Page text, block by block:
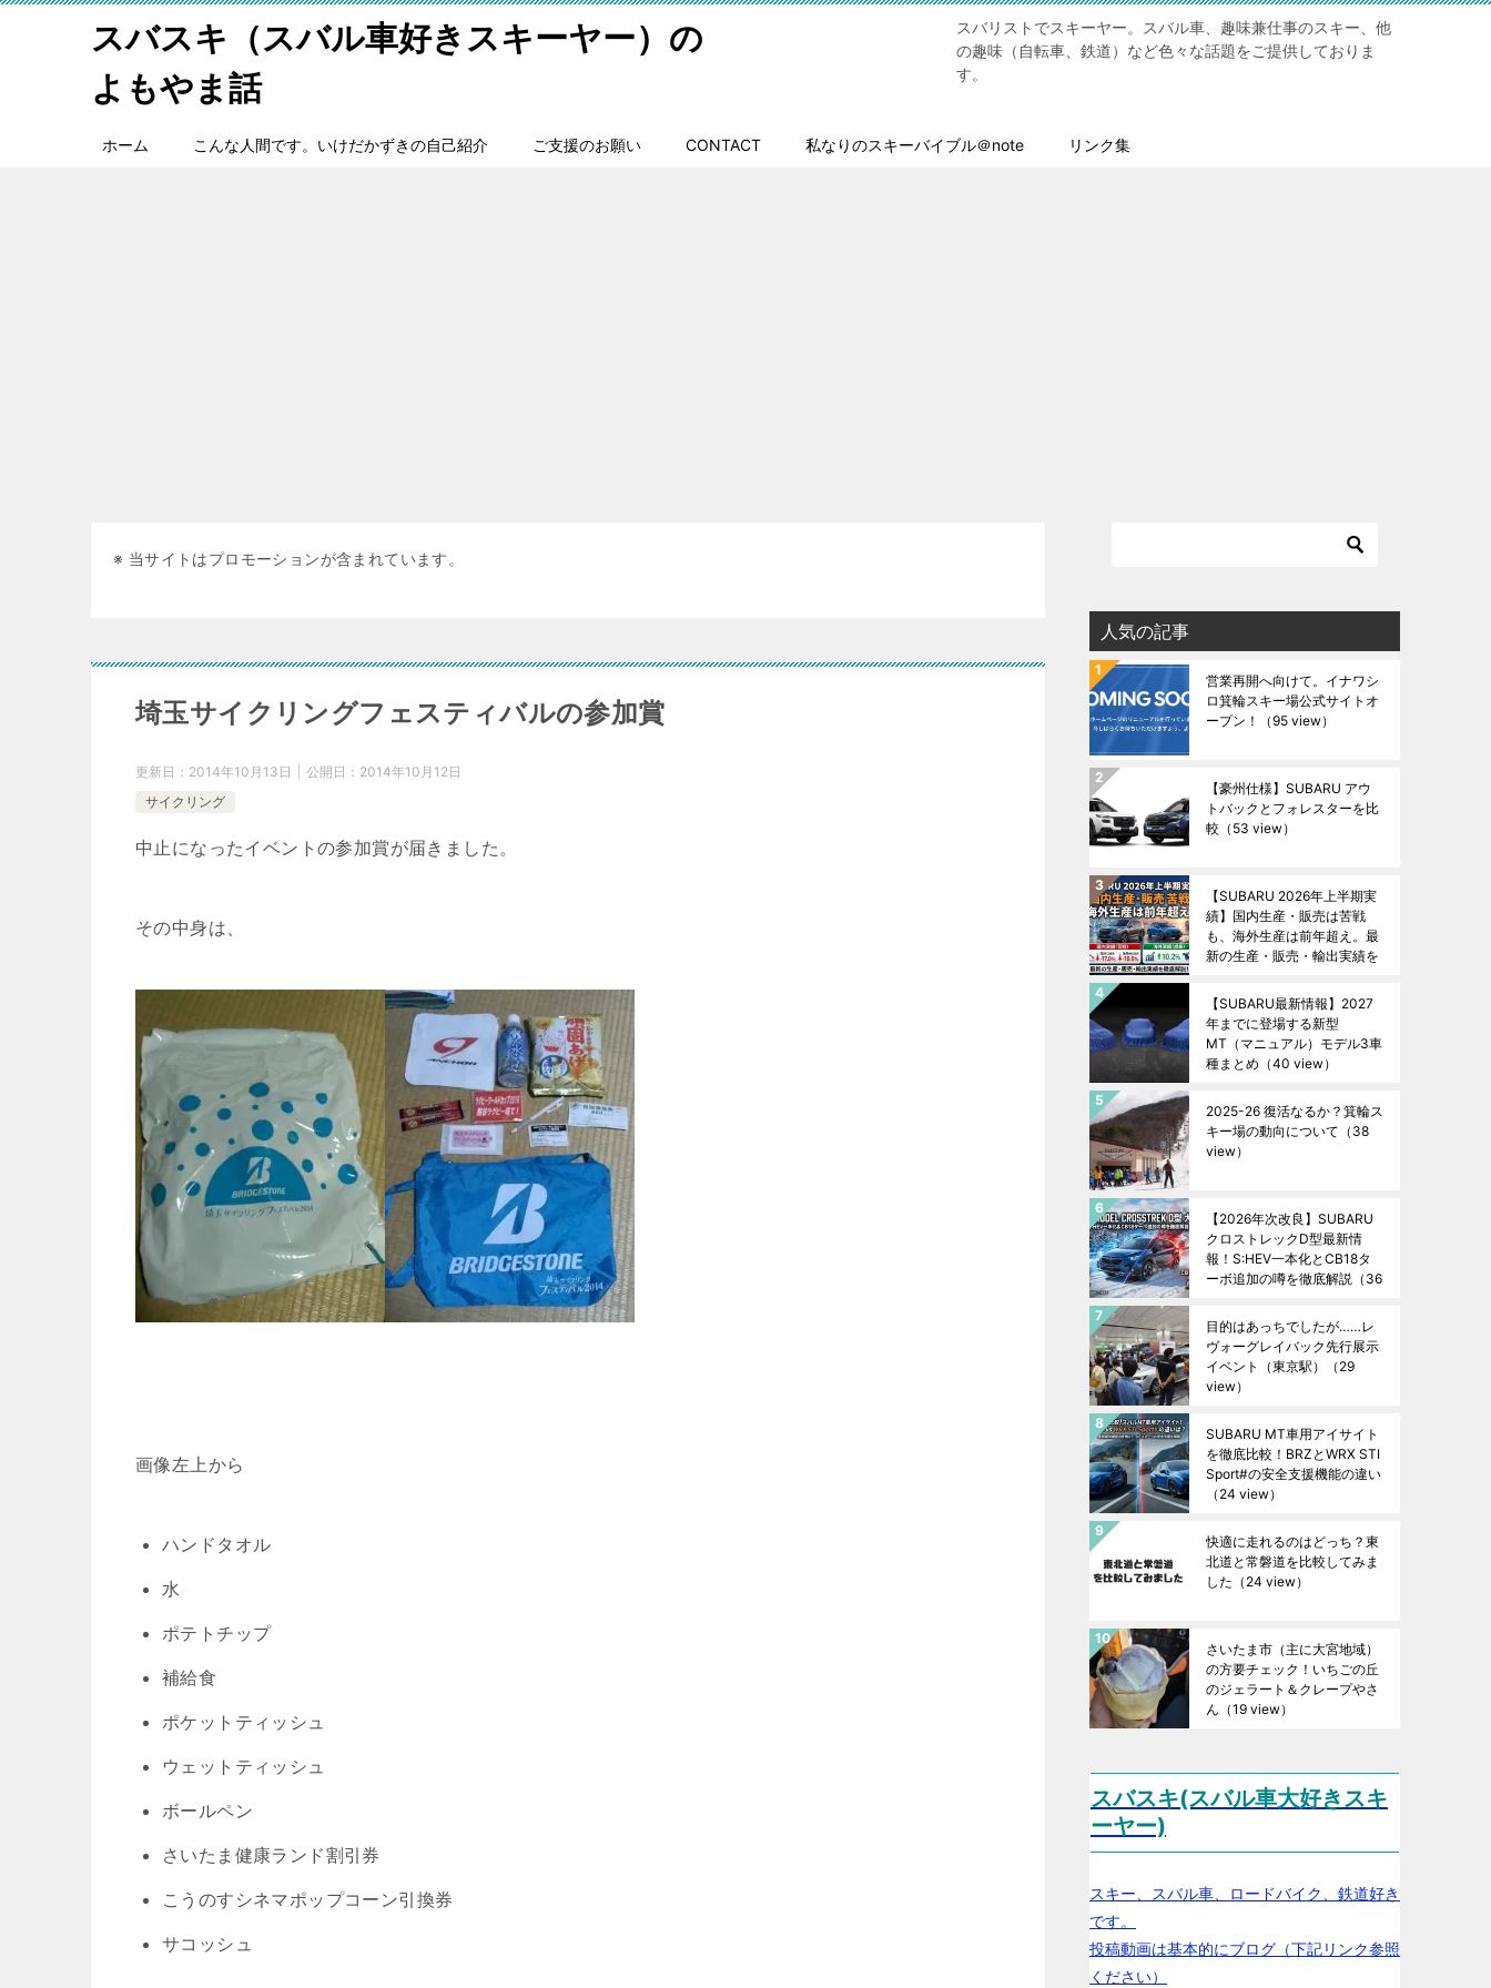
スバスキ（スバル車好きスキーヤー）の
よもやま話
スバリストでスキーヤー。スバル車、趣味兼仕事のスキー、他
の趣味（自転車、鉄道）など色々な話題をご提供しておりま
す。
ホーム こんな人間です。いけだかずきの自己紹介 ご支援のお願い CONTACT 私なりのスキーバイブル＠note リンク集
※ 当サイトはプロモーションが含まれています。
埼玉サイクリングフェスティバルの参加賞
更新日： 2014年10月13日 公開日： 2014年10月12日
サイクリング
中止になったイベントの参加賞が届きました。
その中身は、
画像左上から
ハンドタオル
水
ポテトチップ
補給食
ポケットティッシュ
ウェットティッシュ
ボールペン
さいたま健康ランド割引券
こうのすシネマポップコーン引換券
サコッシュ
人気の記事
営業再開へ向けて。イナワシ
ロ箕輪スキー場公式サイトオ
ープン！
（95 view）
【豪州仕様】SUBARU アウ
トバックとフォレスターを比
較 （53 view）
【SUBARU 2026年上半期実
績】国内生産・販売は苦戦
も、海外生産は前年超え。最
新の生産・販売・輸出実績を
【SUBARU最新情報】2027
年までに登場する新型
MT（マニュアル）モデル3車
種まとめ （40 view）
2025-26 復活なるか？箕輪ス
キー場の動向について （38
view）
【2026年次改良】SUBARU
クロストレックD型最新情
報！S:HEV一本化とCB18タ
ーボ追加の噂を徹底解説 （36
目的はあっちでしたが……レ
ヴォーグレイバック先行展示
イベント（東京駅）
（29
view）
SUBARU MT車用アイサイト
を徹底比較！BRZとWRX STI
Sport#の安全支援機能の違い
（24 view）
快適に走れるのはどっち？東
北道と常磐道を比較してみま
した （24 view）
さいたま市（主に大宮地域）
の方要チェック！いちごの丘
のジェラート＆クレープやさ
ん （19 view）
スバスキ(スバル車大好きスキ
ーヤー)
スキー、スバル車、ロードバイク、鉄道好き
です。
投稿動画は基本的にブログ（下記リンク参照
ください）